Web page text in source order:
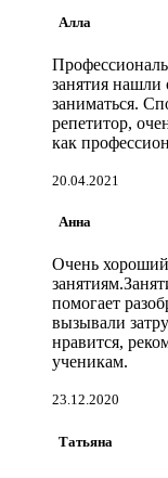
Алла
занятия
заниматься.
репетитор,
как
20.04.2021
Анна
Очень хороший
помогает
вызывали
нравится,
ученикам.
23.12.2020
Татьяна